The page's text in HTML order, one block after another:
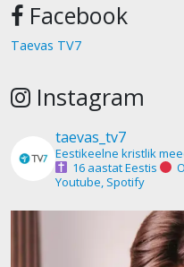
Facebook
Taevas TV7
Instagram
taevas_tv7
Eestikeelne kristlik
16 aastat Eestis
Youtube, Spotify